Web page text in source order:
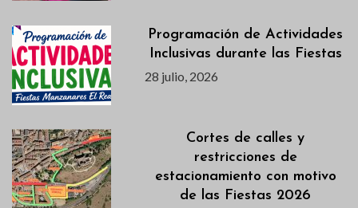
Programación de Actividades
Inclusivas durante las Fiestas
28 julio, 2026
Cortes de calles y
restricciones de
estacionamiento con motivo
de las Fiestas 2026